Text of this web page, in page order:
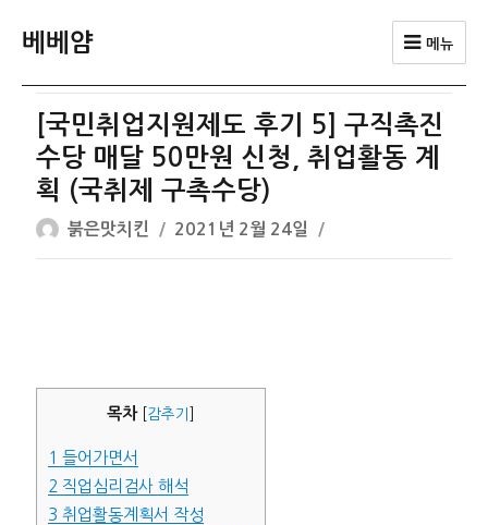
베베얌 메뉴
[국민취업지원제도 후기 5] 구직촉진
수당 매달 50만원 신청, 취업활동 계
획 (국취제 구촉수당)
글
쓴
붉은맛치킨
작
성
2021년 2월 24일
목차 감추기
1 들어가면서
2 직업심리검사 해석
3 취업활동계획서 작성